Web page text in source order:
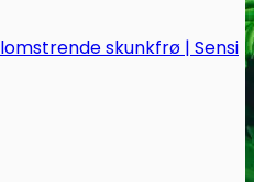
skunkfrø | Sensi